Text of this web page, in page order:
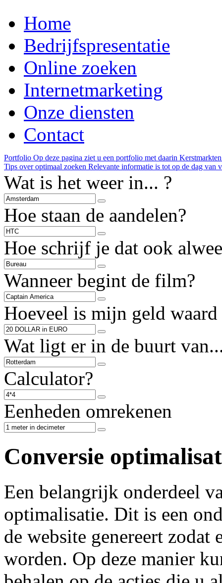
Home
Bedrijfspresentatie
Online zoeken
Internetmarketing
Onze diensten
Contact
Portfolio Op deze pagina ziet u een portfolio met daarin
Tips over optimaal zoeken Relevante informatie is tot op de dag van
Wat is het weer in... ?
Hoe staan de aandelen?
Hoe schrijf je dat ook
Wanneer begint de film?
Hoeveel is mijn geld waard
Wat ligt er in de buurt
Calculator?
Eenheden omrekenen
Conversie
Een belangrijk onderdeel
optimalisatie. Dit is een
de website genereert zodat
worden. Op deze manier